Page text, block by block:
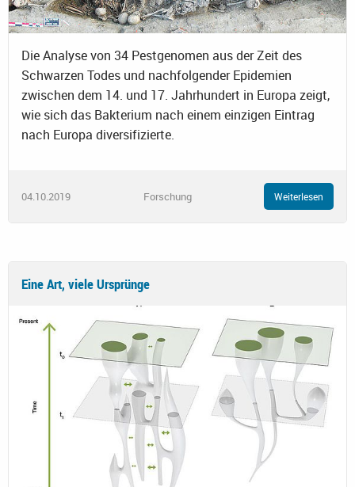
Die Analyse von 34 Pestgenomen aus der Zeit des
Schwarzen Todes und nachfolgender Epidemien
zwischen dem 14. und 17. Jahrhundert in Europa zeigt,
wie sich das Bakterium nach einem einzigen Eintrag
nach Europa diversifizierte.
04.10.2019 Forschung Weiterlesen
Eine Art, viele Ursprünge